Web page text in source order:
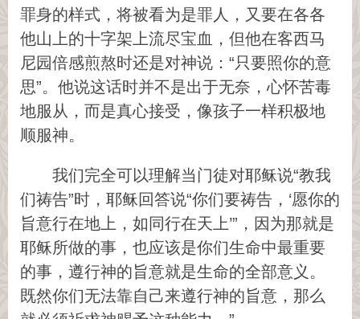
罪身的样式，将被看为是罪人，又要在各各
他山上的十字架上流尽宝血，但他在客西马
尼园倍感煎熬时还是对神说：“只要照你的意
思”。他说这话时并不是出于无奈，心怀苦毒
地服从，而是真心接受，像孩子一样积极地
顺服神。
我们完全可以理解当门徒对耶稣说“教我
们祷告”时，耶稣回答说“你们要祷告，‘愿你的
旨意行在地上，如同行在天上’”，因为那就是
耶稣所做的事，也应该是你们生命中最重要
的事，遵行神的旨意就是生命的全部意义。
既然你们无法靠自己来遵行神的旨意，那么